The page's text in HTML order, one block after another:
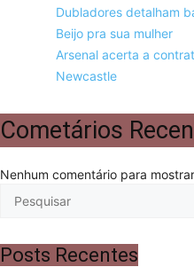
Dubladores detalham
Beijo pra sua mulher
Arsenal acerta a
Newcastle
Cometários
Nenhum comentário para
Posts Recentes